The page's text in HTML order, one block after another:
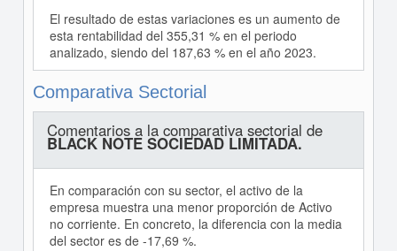
El resultado de estas variaciones es un aumento de
esta rentabilidad del 355,31 % en el periodo
analizado, siendo del 187,63 % en el año 2023.
Comparativa Sectorial
Comentarios a la comparativa sectorial de
BLACK NOTE SOCIEDAD LIMITADA.
En comparación con su sector, el activo de la
empresa muestra una menor proporción de Activo
no corriente. En concreto, la diferencia con la media
del sector es de -17,69 %.